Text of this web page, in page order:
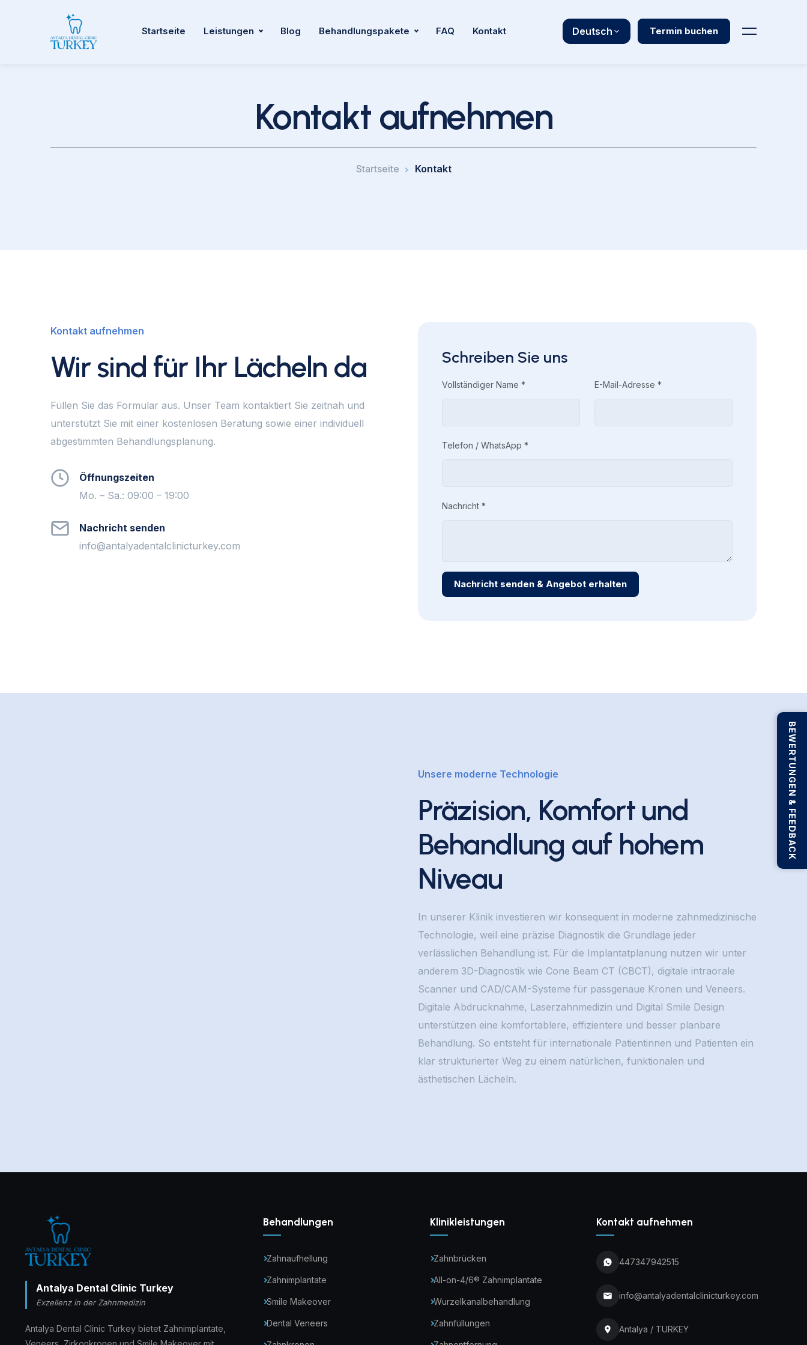
Startseite Leistungen Blog Behandlungspakete FAQ Kontakt Deutsch Termin buchen
Kontakt aufnehmen
Startseite Kontakt
Kontakt aufnehmen
Wir sind für Ihr Lächeln da
Füllen Sie das Formular aus. Unser Team kontaktiert Sie zeitnah und
unterstützt Sie mit einer kostenlosen Beratung sowie einer individuell
abgestimmten Behandlungsplanung.
Öffnungszeiten
Mo. – Sa.: 09:00 – 19:00
Nachricht senden
info@antalyadentalclinicturkey.com
Schreiben Sie uns
Vollständiger Name * E-Mail-Adresse *
Telefon / WhatsApp *
Nachricht *
Nachricht senden & Angebot erhalten
Unsere moderne Technologie
Präzision, Komfort und
Behandlung auf hohem
Niveau
In unserer Klinik investieren wir konsequent in moderne zahnmedizinische
Technologie, weil eine präzise Diagnostik die Grundlage jeder
verlässlichen Behandlung ist. Für die Implantatplanung nutzen wir unter
anderem 3D-Diagnostik wie Cone Beam CT (CBCT), digitale intraorale
Scanner und CAD/CAM-Systeme für passgenaue Kronen und Veneers.
Digitale Abdrucknahme, Laserzahnmedizin und Digital Smile Design
unterstützen eine komfortablere, effizientere und besser planbare
Behandlung. So entsteht für internationale Patientinnen und Patienten ein
klar strukturierter Weg zu einem natürlichen, funktionalen und
ästhetischen Lächeln.
Antalya Dental Clinic Turkey
Exzellenz in der Zahnmedizin
Antalya Dental Clinic Turkey bietet Zahnimplantate,
Behandlungen
Zahnaufhellung
Zahnimplantate
Smile Makeover
Dental Veneers
Klinikleistungen
Zahnbrücken
All-on-4/6® Zahnimplantate
Wurzelkanalbehandlung
Zahnfüllungen
Kontakt aufnehmen
447347942515
info@antalyadentalclinicturkey.com
Antalya / TURKEY
BEWERTUNGEN & FEEDBACK